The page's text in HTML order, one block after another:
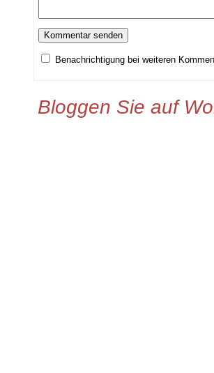
Benachrichtigung bei weiteren
Bloggen Sie auf